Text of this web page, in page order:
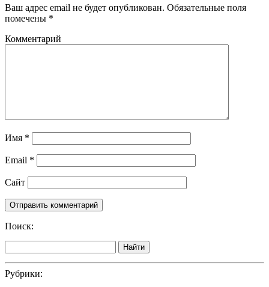
Ваш адрес email не будет опубликован. Обязательные поля
помечены *
Комментарий
Имя *
Email *
Сайт
Поиск:
Найти
Рубрики: